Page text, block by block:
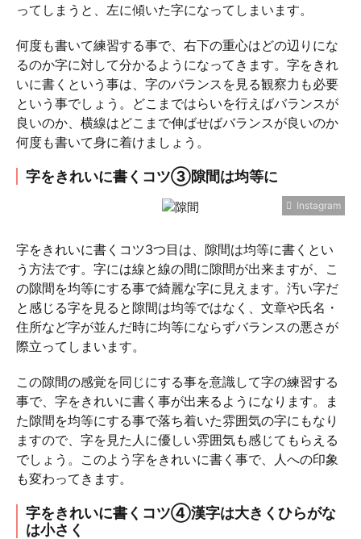
ってしまうと、左に傾いた字になってしまいます。
何度も書いて練習する事で、右下の重心はどの辺りにな
るのか字に対して分かるようになってきます。字をきれ
いに書くという事は、字のバランスを見る観察力も必要
という事でしょう。どこまではらいを行えばバランスが
良いのか、横線はどこまで伸ばせばバランスが良いのか
何度も書いて身に着けましょう。
字をきれいに書くコツ③隙間は均等に
Instagram
字をきれいに書くコツ3つ目は、隙間は均等に書くとい
う方法です。字には線と線の間に隙間が出来ますが、こ
の隙間を均等にする事で綺麗な字に見えます。汚い字だ
と感じる字を見ると隙間は均等ではなく、文章や氏名・
住所など字が並んだ時に均等にならずバランスの悪さが
際立ってしまいます。
この隙間の感覚を同じにする事を意識して字の練習する
事で、字をきれいに書く事が出来るようになります。ま
た隙間を均等にする事で落ち着いた雰囲気の字にもなり
ますので、字を見た人に優しい雰囲気も感じてもらえる
でしょう。このよう字をきれいに書く事で、人への印象
も変わってきます。
字をきれいに書くコツ④漢字は大きくひらがな
は小さく